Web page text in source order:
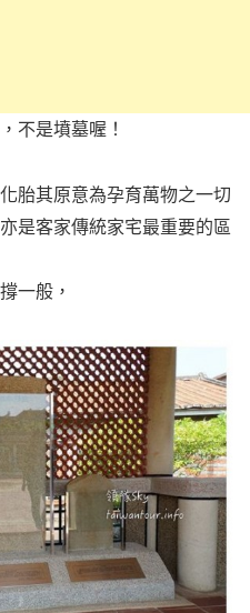
不是墳墓喔！
胎其原意為孕育萬物之一切
是客家傳統家宅最重要的區
一般，